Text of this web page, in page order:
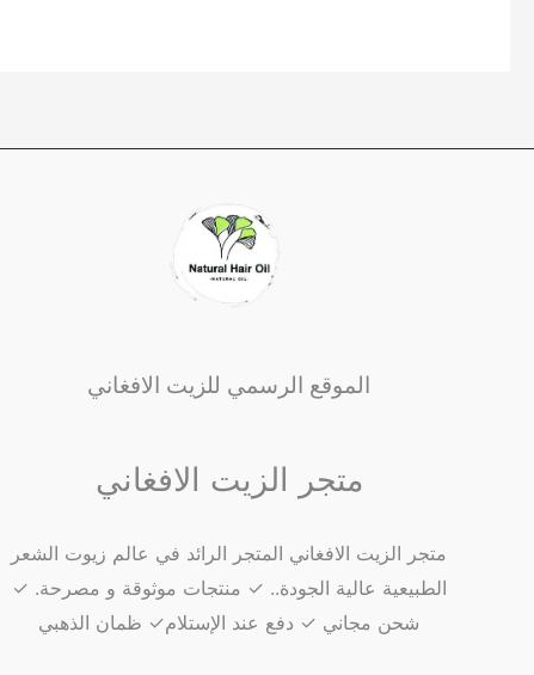
الموقع الرسمي للزيت الافغاني
متجر الزيت الافغاني
متجر الزيت الافغاني المتجر الرائد في عالم زيوت الشعر
الطبيعية عالية الجودة.. ✓ منتجات موثوقة و مصرحة. ✓
شحن مجاني ✓ دفع عند الإستلام✓ ظمان الذهبي​